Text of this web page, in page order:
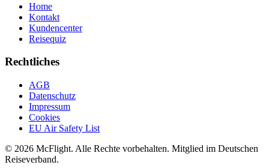
Home
Kontakt
Kundencenter
Reisequiz
Rechtliches
AGB
Datenschutz
Impressum
Cookies
EU Air Safety List
© 2026 McFlight. Alle Rechte vorbehalten. Mitglied im Deutschen
Reiseverband.